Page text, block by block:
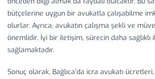
bütçelerine uygun bir avukatla çalışabilme
olurlar. Ayrıca, avukatın çalışma şekli ve
önemlidir. İyi bir iletişim, sürecin daha sağlıklı
sağlamaktadır.
Sonuç olarak, Bağlıca’da icra avukatı